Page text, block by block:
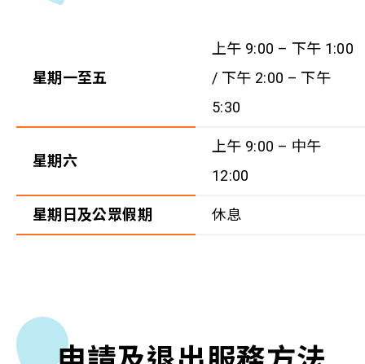
星期一至五
上午 9:00 – 下午 1:00
/ 下午 2:00 – 下午
5:30
星期六
上午 9:00 – 中午
12:00
星期日及公眾假期 休息